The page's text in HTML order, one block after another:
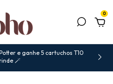
0
e ganhe 5 cartuchos T10
🪄